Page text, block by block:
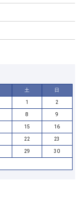
土 日
1 2
8 9
15 16
22 23
29 30